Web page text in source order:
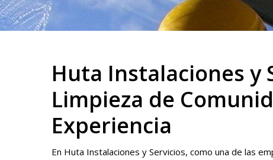
Huta Instalaciones y
Limpieza de
Experiencia
En Huta Instalaciones y Servicios, como una de las